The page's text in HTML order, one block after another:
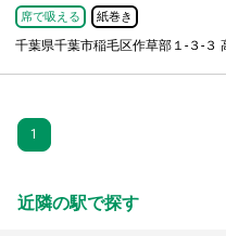
席で吸える 紙巻き
千葉県千葉市稲毛区作草部１-３-３
1
近隣の駅で探す